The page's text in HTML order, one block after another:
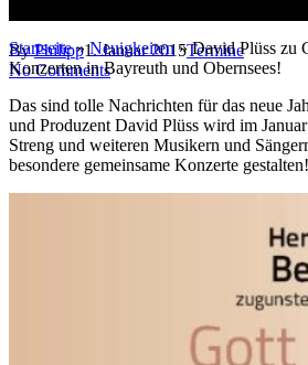
By Philipp1. Januar 2015Termine
No Comments
Startseite»Neuigkeiten »David Plüss zu
Konzerten in Bayreuth und Obernsees!
Das sind tolle Nachrichten für das neue
und Produzent David Plüss wird im
Streng und weiteren Musikern und
besondere gemeinsame Konzerte gestalten!